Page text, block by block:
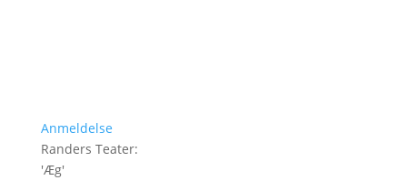
Anmeldelse
Randers Teater:
'Æg'